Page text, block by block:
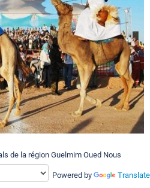
de la région Guelmim Oued Nous
Powered by Translate